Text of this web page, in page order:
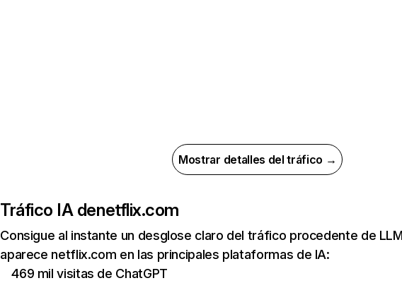
Mostrar detalles del tráfico →
Tráfico IA denetflix.com
Consigue al instante un desglose claro del tráfico procedente de
aparece netflix.com en las principales plataformas de IA:
469 mil visitas de ChatGPT